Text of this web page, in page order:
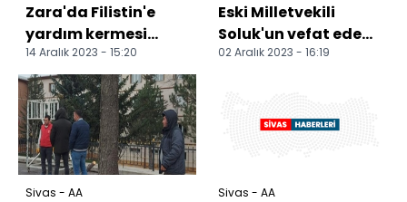
Zara'da Filistin'e
yardım kermesi
düzenlendi
14 Aralık 2023 - 15:20
Eski Milletvekili
Soluk'un vefat eden
ağabeyi Zara'da
02 Aralık 2023 - 16:19
Sivas - AA Sivas - AA